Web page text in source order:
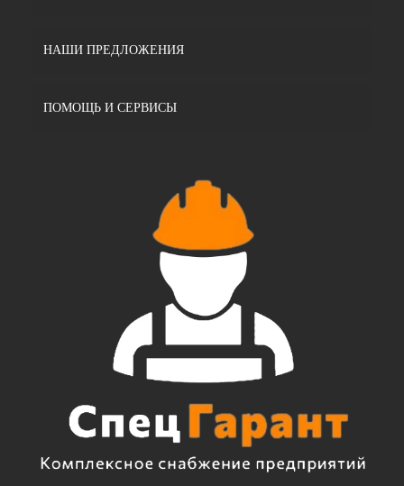
НАШИ ПРЕДЛОЖЕНИЯ
ПОМОЩЬ И СЕРВИСЫ